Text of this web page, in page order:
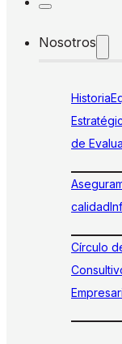
Nosotros
Historia
de
calidad
Círculo